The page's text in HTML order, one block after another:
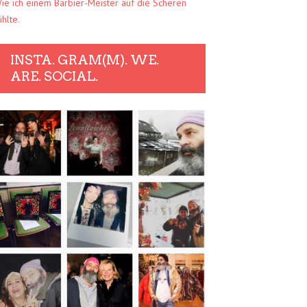
ich einem Barbier-Meister auf die Scheren
INSTA. GRAM(M). WE.
ARE. SOCIAL.